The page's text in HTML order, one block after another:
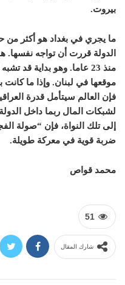
بيروت.
ما يجري في بغداد هو أكثر من
الدولة قررت أن تواجه نفسها.
منذ 23 عاما. وهو بداية قد
موقعها في لبنان. وإذا ما كانت
فإن العالم سيتأمل قدرة
لشبكات المال ربما داخل الدولة
إلى تلك النواة، فإن “صولة
ضربة قوية في معركة طويلة.
محمد قواص
51
شارك المقال